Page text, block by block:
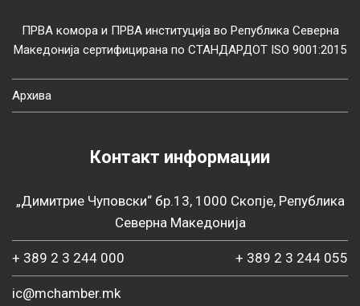
ПРВА комора и ПРВА институција во Република Северна
Македонија сертифицирана по СТАНДАРДОТ ISO 9001:2015
Архива
Контакт информации
„Димитрие Чуповски“ бр.13, 1000 Скопје, Република
Северна Македонија
+ 389 2 3 244 000 + 389 2 3 244 055
ic@mchamber.mk